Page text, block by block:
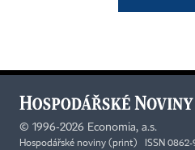
© 1996-2026 Economia, a.s.
Hospodářské noviny (print) ISSN 0862-